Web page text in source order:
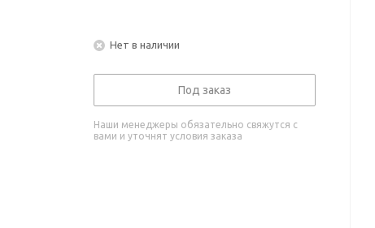
Нет в наличии
Под заказ
Наши менеджеры обязательно свяжутся с
вами и уточнят условия заказа